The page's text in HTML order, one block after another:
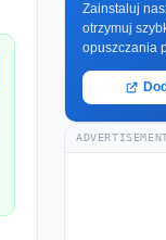
Zainstaluj
otrzymuj
opuszczania